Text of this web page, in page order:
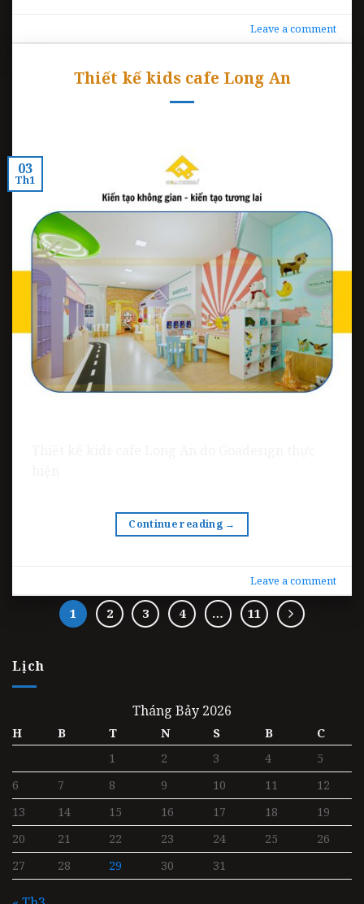
Leave a comment
Thiết kế kids cafe Long An
03
Th1
Continue reading →
Leave a comment
1 2 3 4 … 11
Lịch
Tháng Bảy 2026
H B T N S B
C
1
2 3 4
5
6
7 8 9 10 11
12
13
14 15 16 17 18
19
20
21 22 23 24 25
26
27
28 29 30 31